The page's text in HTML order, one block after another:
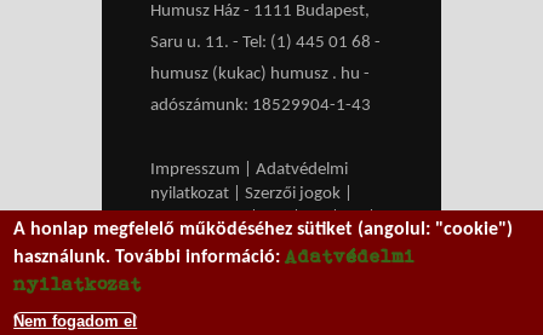
Humusz Ház - 1111 Budapest,
Saru u. 11. - Tel: (1) 445 01 68 -
humusz (kukac) humusz . hu -
adószámunk: 18529904-1-43
Impresszum
Adatvédelmi
nyilatkozat
Szerzői jogok
Médiaajánlat
RSS HU| EN
A honlap megfelelő működéséhez sütiket (angolul: "cookie")
használunk. További információ:Adatvédelmi
nyilatkozat
Nem fogadom el